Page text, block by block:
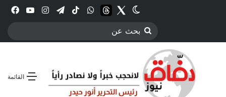
انستقرامتيلقرام‫TikTokواتسابthreadsTwitter
الوضع المظلم
بحث
القائمة